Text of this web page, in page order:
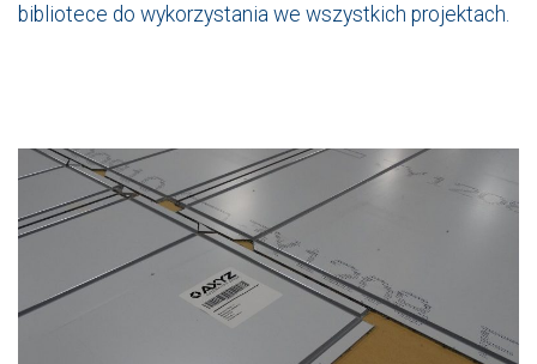
bibliotece do wykorzystania we wszystkich projektach.